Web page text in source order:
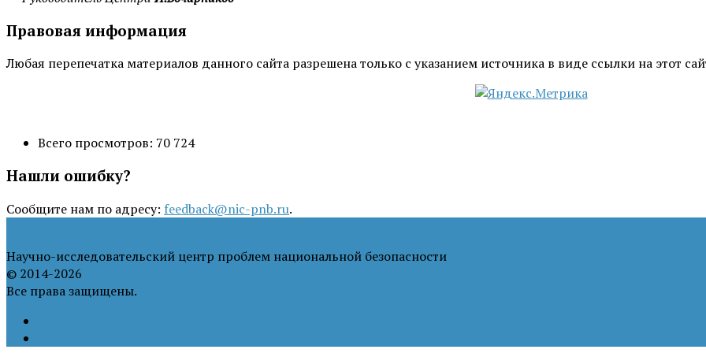
Правовая информация
Любая перепечатка материалов данного сайта разрешена только с указанием источника в виде ссылки на этот
Всего просмотров: 70 724
Нашли ошибку?
Сообщите нам по адресу: feedback@nic-pnb.ru.
Научно-исследовательский центр проблем национальной безопасности
© 2014-2026
Все права защищены.